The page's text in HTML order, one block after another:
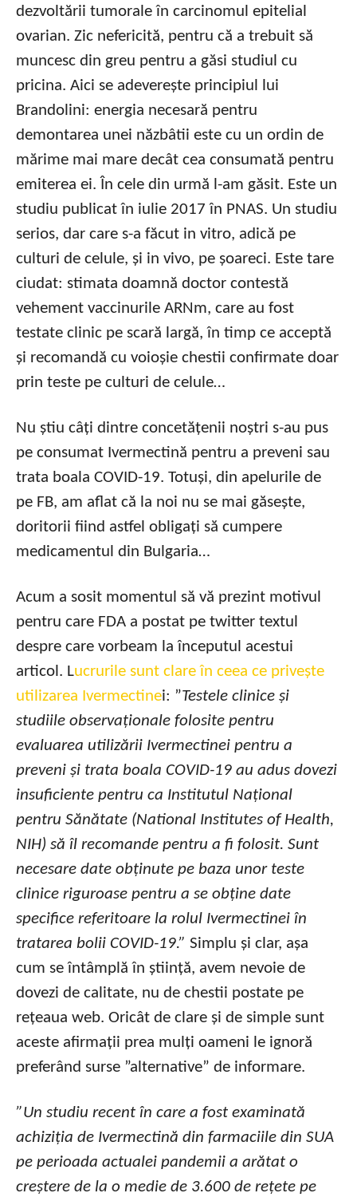
dezvoltării tumorale în carcinomul epitelial
ovarian. Zic nefericită, pentru că a trebuit să
muncesc din greu pentru a găsi studiul cu
pricina. Aici se adeverește principiul lui
Brandolini: energia necesară pentru
demontarea unei năzbâtii este cu un ordin de
mărime mai mare decât cea consumată pentru
emiterea ei. În cele din urmă l-am găsit. Este un
studiu publicat în iulie 2017 în PNAS. Un studiu
serios, dar care s-a făcut in vitro, adică pe
culturi de celule, și in vivo, pe șoareci. Este tare
ciudat: stimata doamnă doctor contestă
vehement vaccinurile ARNm, care au fost
testate clinic pe scară largă, în timp ce acceptă
și recomandă cu voioșie chestii confirmate doar
prin teste pe culturi de celule…
Nu știu câți dintre concetățenii noștri s-au pus
pe consumat Ivermectină pentru a preveni sau
trata boala COVID-19. Totuși, din apelurile de
pe FB, am aflat că la noi nu se mai găsește,
doritorii fiind astfel obligați să cumpere
medicamentul din Bulgaria…
Acum a sosit momentul să vă prezint motivul
pentru care FDA a postat pe twitter textul
despre care vorbeam la începutul acestui
articol. Lucrurile sunt clare în ceea ce privește
utilizarea Ivermectinei: ”Testele clinice și
studiile observaționale folosite pentru
evaluarea utilizării Ivermectinei pentru a
preveni și trata boala COVID-19 au adus dovezi
insuficiente pentru ca Institutul Național
pentru Sănătate (National Institutes of Health,
NIH) să îl recomande pentru a fi folosit. Sunt
necesare date obținute pe baza unor teste
clinice riguroase pentru a se obține date
specifice referitoare la rolul Ivermectinei în
tratarea bolii COVID-19.” Simplu și clar, așa
cum se întâmplă în știință, avem nevoie de
dovezi de calitate, nu de chestii postate pe
rețeaua web. Oricât de clare și de simple sunt
aceste afirmații prea mulți oameni le ignoră
preferând surse ”alternative” de informare.
”Un studiu recent în care a fost examinată
achiziția de Ivermectină din farmaciile din SUA
pe perioada actualei pandemii a arătat o
creștere de la o medie de 3.600 de rețete pe